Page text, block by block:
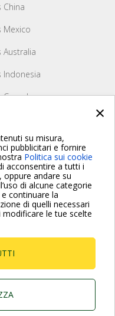
×
su misura,
pubblicitari e fornire
Politica sui cookie
acconsentire a tutti i
oppure andare su
di alcune categorie
continuare la
di quelli necessari
le tue scelte
China
Mexico
Australia
Indonesia
Canada
la prima pagina.
anche le Domande più
Cap.